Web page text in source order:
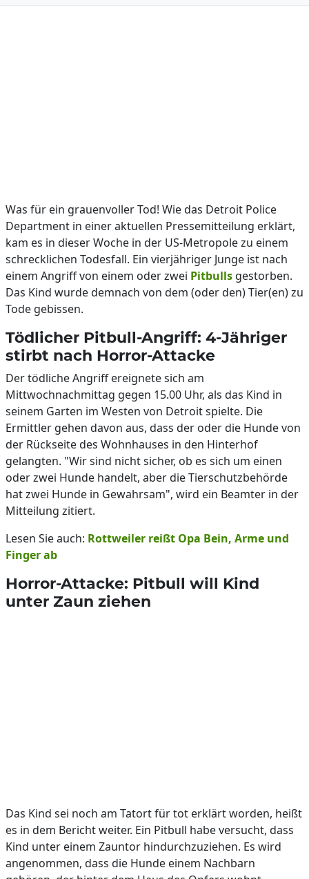
Was für ein grauenvoller Tod! Wie das Detroit Police
Department in einer aktuellen Pressemitteilung erklärt,
kam es in dieser Woche in der US-Metropole zu einem
schrecklichen Todesfall. Ein vierjähriger Junge ist nach
einem Angriff von einem oder zwei Pitbulls gestorben.
Das Kind wurde demnach von dem (oder den) Tier(en) zu
Tode gebissen.
Tödlicher Pitbull-Angriff: 4-Jähriger
stirbt nach Horror-Attacke
Der tödliche Angriff ereignete sich am
Mittwochnachmittag gegen 15.00 Uhr, als das Kind in
seinem Garten im Westen von Detroit spielte. Die
Ermittler gehen davon aus, dass der oder die Hunde von
der Rückseite des Wohnhauses in den Hinterhof
gelangten. "Wir sind nicht sicher, ob es sich um einen
oder zwei Hunde handelt, aber die Tierschutzbehörde
hat zwei Hunde in Gewahrsam", wird ein Beamter in der
Mitteilung zitiert.
Lesen Sie auch: Rottweiler reißt Opa Bein, Arme und
Finger ab
Horror-Attacke: Pitbull will Kind
unter Zaun ziehen
Das Kind sei noch am Tatort für tot erklärt worden, heißt
es in dem Bericht weiter. Ein Pitbull habe versucht, dass
Kind unter einem Zauntor hindurchzuziehen. Es wird
angenommen, dass die Hunde einem Nachbarn